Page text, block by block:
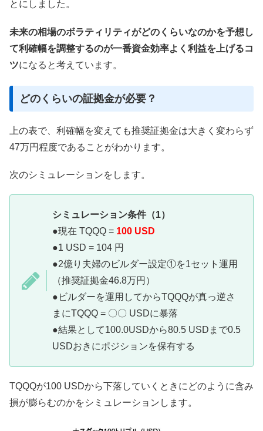
とにしました。
未来の相場のボラティリティがどのくらいなのかを予想し
て利確幅を調整するのが一番資金効率よく利益を上げるコ
ツになると考えています。
どのくらいの証拠金が必要？
上の表で、利確幅を変えても推奨証拠金は大きく変わらず
47万円程度であることがわかります。
次のシミュレーションをします。
シミュレーション条件（1）
●現在 TQQQ = 100 USD
●1 USD = 104 円
●2億り夫婦のビルダー設定①を1セット運用
（推奨証拠金46.8万円）
●ビルダーを運用してからTQQQが真っ逆さ
まにTQQQ = 〇〇 USDに暴落
●結果として100.0USDから80.5 USDまで0.5
USDおきにポジションを保有する
TQQQが100 USDから下落していくときにどのように含み
損が膨らむのかをシミュレーションします。